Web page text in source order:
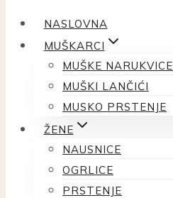
NASLOVNA
MUŠKARCI
MUŠKE NARUKVICE
MUŠKI LANČIĆI
MUSKO PRSTENJE
ŽENE
NAUSNICE
OGRLICE
PRSTENJE